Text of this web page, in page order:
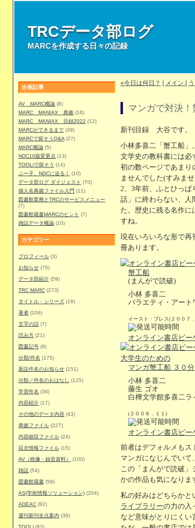
TRCデータ部ログ
MARCを作成する日々の記録
企画記事
AV MARC概論 (8)
MARC MANIAX 典拠 (16)
MARC MANIAX 目録2022 (12)
MARCができるまで (39)
MARCで探そうQ&A (27)
MARC概論 (5)
NDC10版変更点 (13)
TOOLiで探そう (14)
ぶー子、NDCに迫る！
(10)
データ部ログ ダイジェスト (70)
個人名典拠ファイル入門 (11)
図書館業務とTRCのサービスメニュー
(7)
図書館蔵書MARCのヒント (7)
雑誌データ概論 (10)
カテゴリー
プロフィール (3)
お知らせ (75)
データ部紹介 (59)
TRC MARC (273)
タイトル・シリーズ (18)
著者 (106)
文字の話 (7)
読み方 (21)
図書記号 (9)
分類/件名 (175)
新設件名のお知らせ (151)
分類／件名のおはなし
(125)
学習件名 (36)
内容紹介 (17)
その他のデータ内容 (43)
典拠ファイル (227)
内容細目ファイル (24)
目次情報ファイル (15)
AV（映像・録音資料）
(100)
雑誌 (54)
図書館蔵書 (58)
AS(学術情報ソリューション) (204)
ADEAC (82)
週刊新刊全点案内 (38)
TOOLi (83)
«今日は何日？ メイン
マンガで対決！
新刊目録 大谷です。
小林多喜二「蟹工船」。
文学史の教科書には必
初の数ページであまり
ませんでした(すみませ
2、3年前、ふとひっ
話」に終わらない、人
た。歴史に残る名作
すね。
現在いろいろな形で再
冊あります。
蟹工船
(まんがで読破)
小林 多喜二
バラエティ・アート
イースト・プレス(２００７
オンライン書店ビー
マンガ蟹工船 ３０
小林 多喜二
藤生 ゴオ
白樺文学館多喜二ラ
(２００６．１１)
オンライン書店ビー
前者はデフォルメもス
マンガになじんでいて
この「まんがで読破」
かの作品も気になりま
私の好みはどちらかと
ライブラリーの力の入
など意味がとりにくい